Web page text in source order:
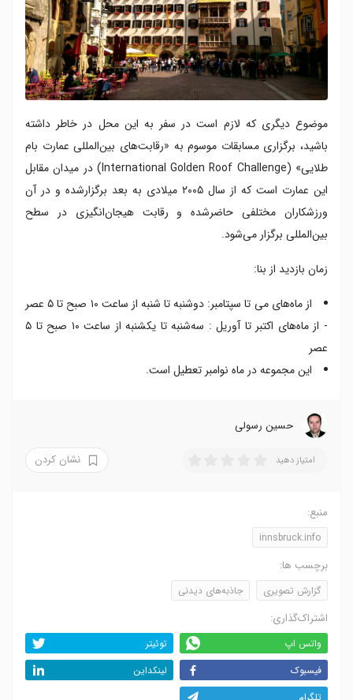
موضوع دیگری که لازم است در سفر به این محل در خاطر داشته
باشید، برگزاری مسابقات موسوم به «رقابت‌های بین‌المللی عمارت بام
طلایی» (International Golden Roof Challenge) در میدان مقابل
این عمارت است که از سال ۲۰۰۵ میلادی به بعد برگزارشده و در آن
ورزشکاران مختلفی حاضرشده و رقابت هیجان‌انگیزی در سطح
بین‌المللی برگزار می‌شود.
زمان بازدید از بنا:
از ماه‌های می تا سپتامبر: دوشنبه تا شنبه از ساعت ۱۰ صبح تا ۵ عصر
- از ماه‌های اکتبر تا آوریل : سه‌شنبه تا یکشنبه از ساعت ۱۰ صبح تا ۵
عصر
این مجموعه در ماه نوامبر تعطیل است.
حسین رسولی
امتیاز دهید نشان کردن
منبع:
innsbruck.info
برچسب ها:
گزارش تصویری جاذبه‌های دیدنی
اشتراک‌گذاری:
واتس اپ
توئیتر
فیسبوک
لینکداین
تلگرام